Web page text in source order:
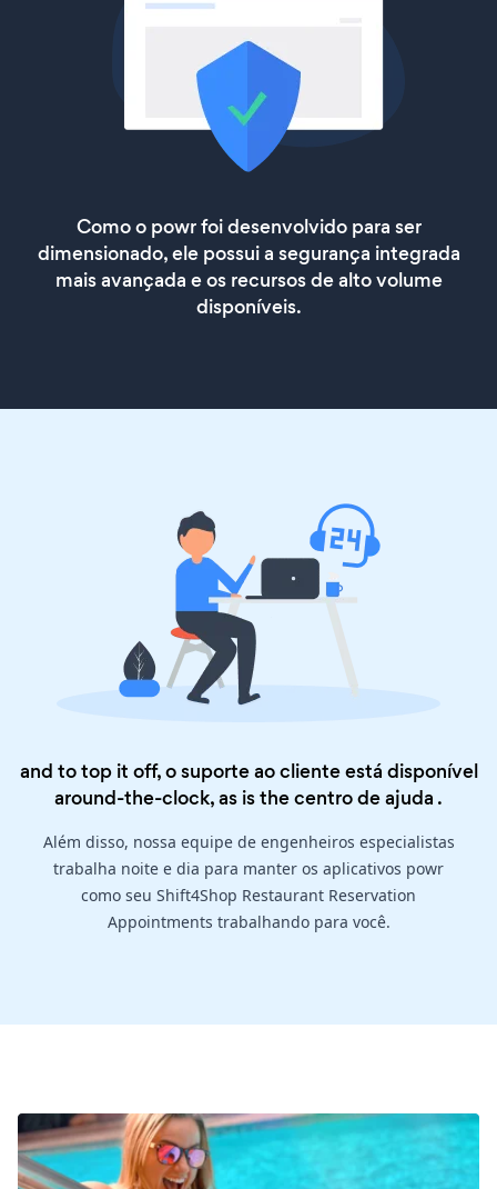
Como o powr foi desenvolvido para ser
dimensionado, ele possui a segurança integrada
mais avançada e os recursos de alto volume
disponíveis.
and to top it off, o suporte ao cliente está disponível
around-the-clock, as is thecentro de ajuda .
Além disso, nossa equipe de engenheiros especialistas
trabalha noite e dia para manter os aplicativos powr
como seu Shift4Shop Restaurant Reservation
Appointments trabalhando para você.